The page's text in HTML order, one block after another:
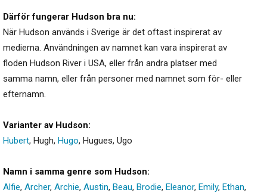
Därför fungerar Hudson bra nu:
När Hudson används i Sverige är det oftast inspirerat av
medierna. Användningen av namnet kan vara inspirerat av
floden Hudson River i USA, eller från andra platser med
samma namn, eller från personer med namnet som för- eller
efternamn.
Varianter av Hudson:
Hubert, Hugh, Hugo, Hugues, Ugo
Namn i samma genre som Hudson:
Alfie, Archer, Archie, Austin, Beau, Brodie, Eleanor, Emily, Ethan,